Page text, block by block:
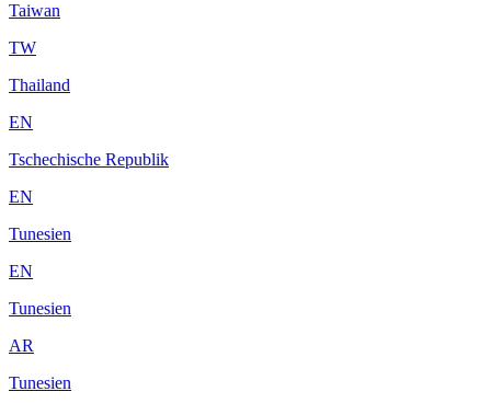
Taiwan
TW
Thailand
EN
Tschechische Republik
EN
Tunesien
EN
Tunesien
AR
Tunesien